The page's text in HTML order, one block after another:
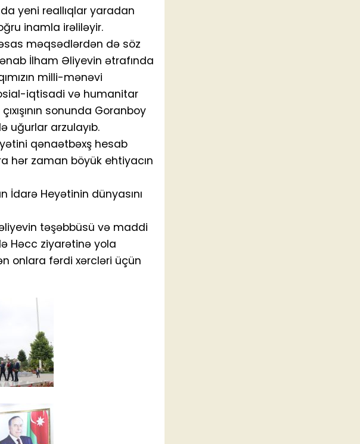
yeni reallıqlar yaradan
inamla irəliləyir.
məqsədlərdən də söz
İlham Əliyevin ətrafında
milli-mənəvi
iqtisadi və humanitar
sonunda Goranboy
uğurlar arzulayıb.
qənaətbəxş hesab
hər zaman böyük ehtiyacın
İdarə Heyətinin dünyasını
təşəbbüsü və maddi
Həcc ziyarətinə yola
onlara fərdi xərcləri üçün